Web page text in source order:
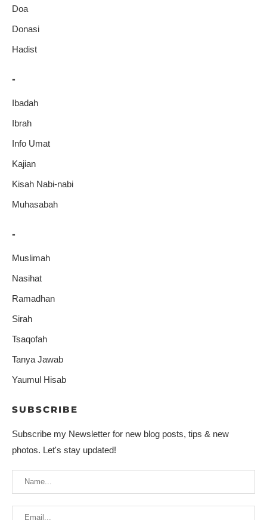
Doa
Donasi
Hadist
-
Ibadah
Ibrah
Info Umat
Kajian
Kisah Nabi-nabi
Muhasabah
-
Muslimah
Nasihat
Ramadhan
Sirah
Tsaqofah
Tanya Jawab
Yaumul Hisab
SUBSCRIBE
Subscribe my Newsletter for new blog posts, tips & new
photos. Let's stay updated!